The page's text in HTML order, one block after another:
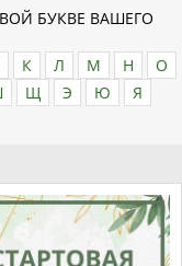
БУКВЕ ВАШЕГО
К Л М Н
О
Щ Э Ю Я